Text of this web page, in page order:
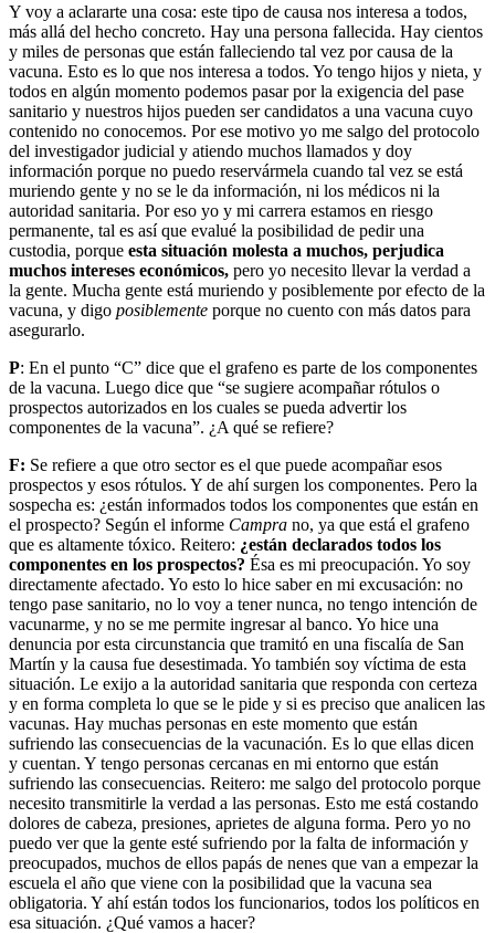
Y voy a aclararte una cosa: este tipo de causa nos interesa a todos,
más allá del hecho concreto. Hay una persona fallecida. Hay cientos
y miles de personas que están falleciendo tal vez por causa de la
vacuna. Esto es lo que nos interesa a todos. Yo tengo hijos y nieta, y
todos en algún momento podemos pasar por la exigencia del pase
sanitario y nuestros hijos pueden ser candidatos a una vacuna cuyo
contenido no conocemos. Por ese motivo yo me salgo del protocolo
del investigador judicial y atiendo muchos llamados y doy
información porque no puedo reservármela cuando tal vez se está
muriendo gente y no se le da información, ni los médicos ni la
autoridad sanitaria. Por eso yo y mi carrera estamos en riesgo
permanente, tal es así que evalué la posibilidad de pedir una
custodia, porque esta situación molesta a muchos, perjudica
muchos intereses económicos, pero yo necesito llevar la verdad a
la gente. Mucha gente está muriendo y posiblemente por efecto de la
vacuna, y digo posiblemente porque no cuento con más datos para
asegurarlo.
P: En el punto “C” dice que el grafeno es parte de los componentes
de la vacuna. Luego dice que “se sugiere acompañar rótulos o
prospectos autorizados en los cuales se pueda advertir los
componentes de la vacuna”. ¿A qué se refiere?
F: Se refiere a que otro sector es el que puede acompañar esos
prospectos y esos rótulos. Y de ahí surgen los componentes. Pero la
sospecha es: ¿están informados todos los componentes que están en
el prospecto? Según el informe Campra no, ya que está el grafeno
que es altamente tóxico. Reitero: ¿están declarados todos los
componentes en los prospectos? Ésa es mi preocupación. Yo soy
directamente afectado. Yo esto lo hice saber en mi excusación: no
tengo pase sanitario, no lo voy a tener nunca, no tengo intención de
vacunarme, y no se me permite ingresar al banco. Yo hice una
denuncia por esta circunstancia que tramitó en una fiscalía de San
Martín y la causa fue desestimada. Yo también soy víctima de esta
situación. Le exijo a la autoridad sanitaria que responda con certeza
y en forma completa lo que se le pide y si es preciso que analicen las
vacunas. Hay muchas personas en este momento que están
sufriendo las consecuencias de la vacunación. Es lo que ellas dicen
y cuentan. Y tengo personas cercanas en mi entorno que están
sufriendo las consecuencias. Reitero: me salgo del protocolo porque
necesito transmitirle la verdad a las personas. Esto me está costando
dolores de cabeza, presiones, aprietes de alguna forma. Pero yo no
puedo ver que la gente esté sufriendo por la falta de información y
preocupados, muchos de ellos papás de nenes que van a empezar la
escuela el año que viene con la posibilidad que la vacuna sea
obligatoria. Y ahí están todos los funcionarios, todos los políticos en
esa situación. ¿Qué vamos a hacer?